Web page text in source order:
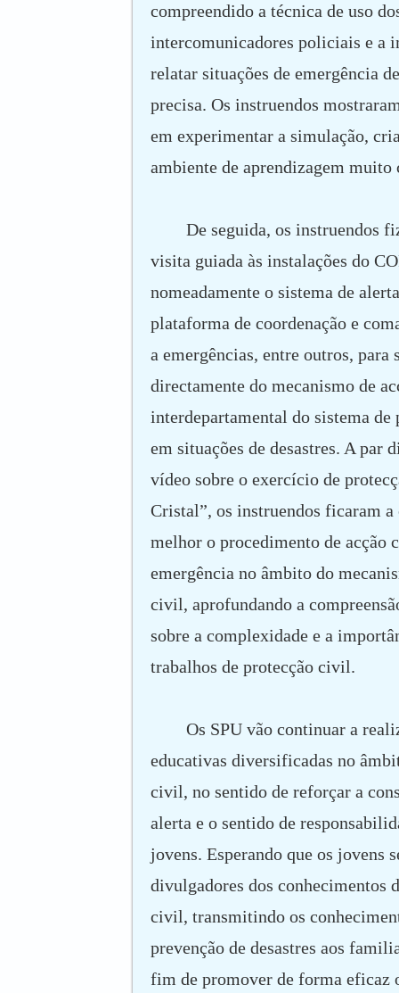
compreendido a técnica de uso
intercomunicadores policiais e a
relatar situações de emergência
precisa. Os instruendos
em experimentar a simulação,
ambiente de aprendizagem muito
De seguida, os instruendos
visita guiada às instalações do
nomeadamente o sistema de
plataforma de coordenação e
a emergências, entre outros, para
directamente do mecanismo de
interdepartamental do sistema
em situações de desastres. A par
vídeo sobre o exercício de
Cristal”, os instruendos ficaram a
melhor o procedimento de acção
emergência no âmbito do
civil, aprofundando a
sobre a complexidade e a
trabalhos de protecção civil.
Os SPU vão continuar a
educativas diversificadas no
civil, no sentido de reforçar a
alerta e o sentido de
jovens. Esperando que os jovens
divulgadores dos conhecimentos
civil, transmitindo os
prevenção de desastres aos
fim de promover de forma eficaz